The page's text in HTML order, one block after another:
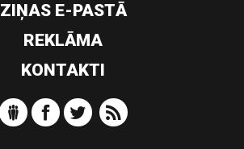
ZIŅAS E-PASTĀ
REKLĀMA
KONTAKTI